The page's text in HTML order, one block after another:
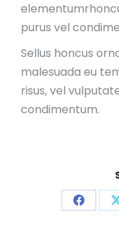
purus vel
Sellus honcus
malesuada eu
risus, vel
condimentum.
Share